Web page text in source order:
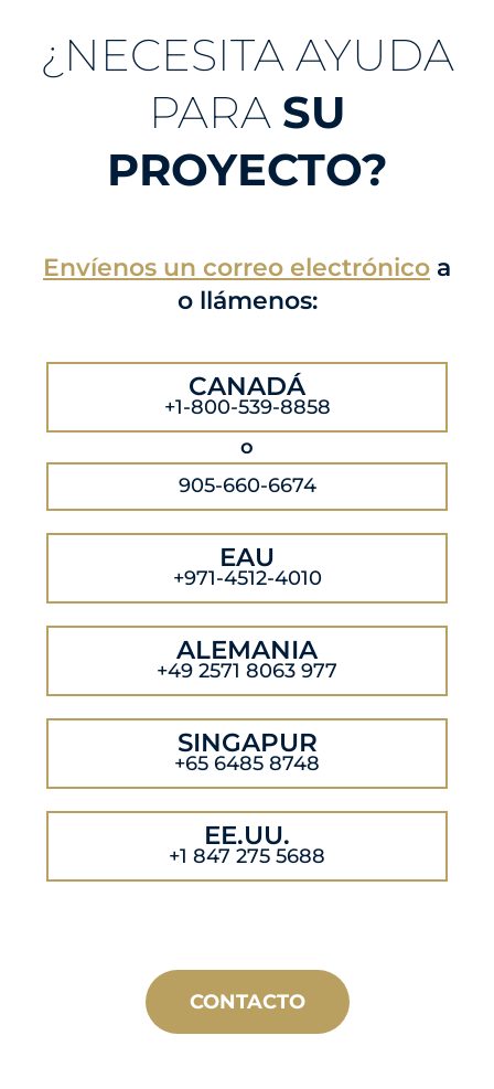
¿NECESITA AYUDA
PARA SU
PROYECTO?
Envíenos un correo electrónico a
o llámenos:
CANADÁ
+1-800-539-8858
o
905-660-6674
EAU
+971-4512-4010
ALEMANIA
+49 2571 8063 977
SINGAPUR
+65 6485 8748
EE.UU.
+1 847 275 5688
CONTACTO